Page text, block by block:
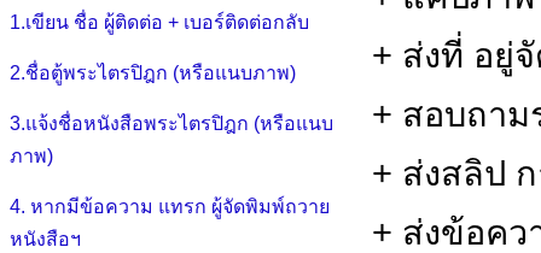
1.เขียน ชื่อ ผู้ติดต่อ + เบอร์ติดต่อกลับ
2.ชื่อตู้พระไตรปิฎก (หรือแนบภาพ)
3.แจ้งชื่อหนังสือพระไตรปิฎก (หรือแนบ
ภาพ)
4. หากมีข้อความ แทรก ผู้จัดพิมพ์ถวาย
หนังสือฯ
+ ส่งที่ อยู่
+ สอบถาม
+ ส่งสลิป
+ ส่งข้อค